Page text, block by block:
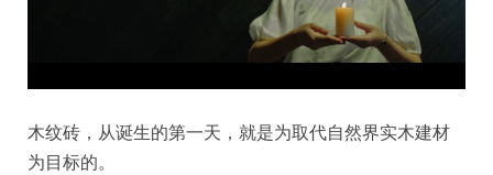
木纹砖，从诞生的第一天，就是为取代自然界实木建材
为目标的。